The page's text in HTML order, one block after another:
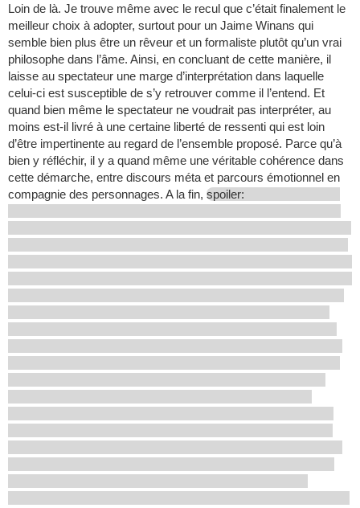
Loin de là. Je trouve même avec le recul que c’était finalement le
meilleur choix à adopter, surtout pour un Jaime Winans qui
semble bien plus être un rêveur et un formaliste plutôt qu’un vrai
philosophe dans l’âme. Ainsi, en concluant de cette manière, il
laisse au spectateur une marge d’interprétation dans laquelle
celui-ci est susceptible de s’y retrouver comme il l’entend. Et
quand bien même le spectateur ne voudrait pas interpréter, au
moins est-il livré à une certaine liberté de ressenti qui est loin
d’être impertinente au regard de l’ensemble proposé. Parce qu’à
bien y réfléchir, il y a quand même une véritable cohérence dans
cette démarche, entre discours méta et parcours émotionnel en
compagnie des personnages. A la fin, spoiler: